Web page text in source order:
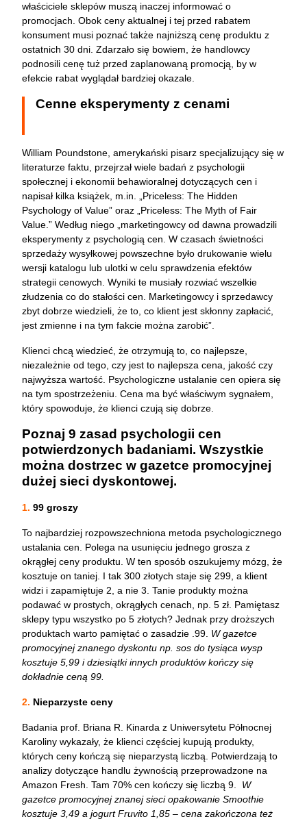
właściciele sklepów muszą inaczej informować o
promocjach. Obok ceny aktualnej i tej przed rabatem
konsument musi poznać także najniższą cenę produktu z
ostatnich 30 dni. Zdarzało się bowiem, że handlowcy
podnosili cenę tuż przed zaplanowaną promocją, by w
efekcie rabat wyglądał bardziej okazale.
Cenne eksperymenty z cenami
William Poundstone, amerykański pisarz specjalizujący się w
literaturze faktu, przejrzał wiele badań z psychologii
społecznej i ekonomii behawioralnej dotyczących cen i
napisał kilka książek, m.in. „Priceless: The Hidden
Psychology of Value” oraz „Priceless: The Myth of Fair
Value.” Według niego „marketingowcy od dawna prowadzili
eksperymenty z psychologią cen. W czasach świetności
sprzedaży wysyłkowej powszechne było drukowanie wielu
wersji katalogu lub ulotki w celu sprawdzenia efektów
strategii cenowych. Wyniki te musiały rozwiać wszelkie
złudzenia co do stałości cen. Marketingowcy i sprzedawcy
zbyt dobrze wiedzieli, że to, co klient jest skłonny zapłacić,
jest zmienne i na tym fakcie można zarobić”.
Klienci chcą wiedzieć, że otrzymują to, co najlepsze,
niezależnie od tego, czy jest to najlepsza cena, jakość czy
najwyższa wartość. Psychologiczne ustalanie cen opiera się
na tym spostrzeżeniu. Cena ma być właściwym sygnałem,
który spowoduje, że klienci czują się dobrze.
Poznaj 9 zasad psychologii cen
potwierdzonych badaniami. Wszystkie
można dostrzec w gazetce promocyjnej
dużej sieci dyskontowej.
1. 99 groszy
To najbardziej rozpowszechniona metoda psychologicznego
ustalania cen. Polega na usunięciu jednego grosza z
okrągłej ceny produktu. W ten sposób oszukujemy mózg, że
kosztuje on taniej. I tak 300 złotych staje się 299, a klient
widzi i zapamiętuje 2, a nie 3. Tanie produkty można
podawać w prostych, okrągłych cenach, np. 5 zł. Pamiętasz
sklepy typu wszystko po 5 złotych? Jednak przy droższych
produktach warto pamiętać o zasadzie .99. W gazetce
promocyjnej znanego dyskontu np. sos do tysiąca wysp
kosztuje 5,99 i dziesiątki innych produktów kończy się
dokładnie ceną 99.
2. Nieparzyste ceny
Badania prof. Briana R. Kinarda z Uniwersytetu Północnej
Karoliny wykazały, że klienci częściej kupują produkty,
których ceny kończą się nieparzystą liczbą. Potwierdzają to
analizy dotyczące handlu żywnością przeprowadzone na
Amazon Fresh. Tam 70% cen kończy się liczbą 9. W
gazetce promocyjnej znanej sieci opakowanie Smoothie
kosztuje 3,49 a jogurt Fruvito 1,85 – cena zakończona też